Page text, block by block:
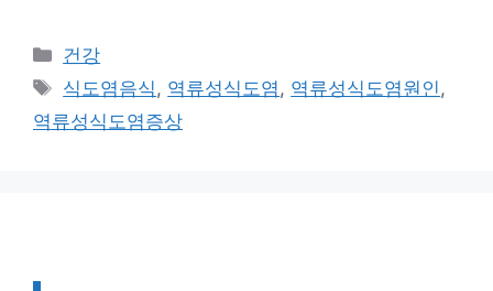
카
테
리
건강
태
그
식도염음식, 역류성식도염, 역류성식도염원인,
역류성식도염증상